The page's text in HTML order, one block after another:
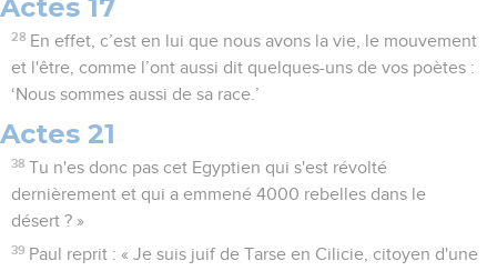
Actes 17
28 En effet, c’est en lui que nous avons la vie, le mouvement
et l'être, comme l’ont aussi dit quelques-uns de vos poètes :
‘Nous sommes aussi de sa race.’
Actes 21
38 Tu n'es donc pas cet Egyptien qui s'est révolté
dernièrement et qui a emmené 4000 rebelles dans le
désert ? »
39 Paul reprit : « Je suis juif de Tarse en Cilicie, citoyen d'une